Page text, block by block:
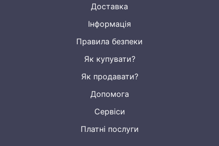
Доставка
Інформація
Правила безпеки
Як купувати?
Як продавати?
Допомога
Сервіси
Платні послуги